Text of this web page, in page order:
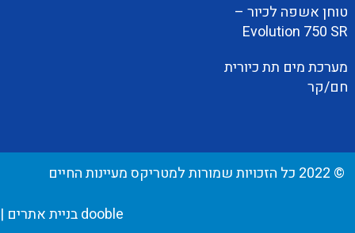
טוחן אשפה לכיור –
Evolution 750 SR
מערכת מים תת כיורית
חם/קר
© 2022 כל הזכויות שמורות למטריקס מעיינות החיים
dooble בניית אתרים
|